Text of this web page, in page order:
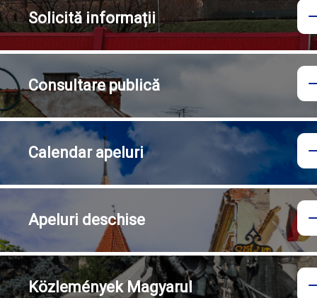
Solicităinformații
Consultarepublică
Calendar apeluri
Apeluri deschise
Közlemények Magyarul